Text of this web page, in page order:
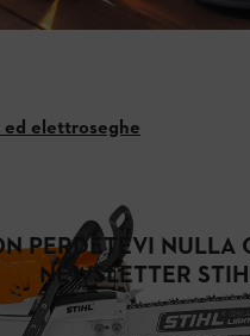
elettroseghe
PERDETEVI NULLA
NEWSLETTER